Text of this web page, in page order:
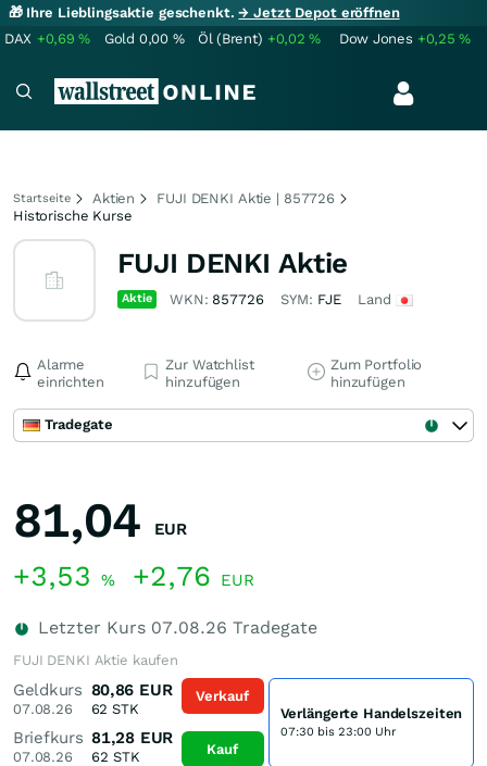
🎁 Ihre Lieblingsaktie geschenkt.→ Jetzt Depot eröffnen
DAX +0,69% Gold 0,00 % Öl (Brent) +0,02% Dow Jones +0,25%
Startseite Aktien
FUJI DENKI Aktie | 857726
Historische Kurse
FUJI DENKI Aktie
Aktie WKN: 857726 SYM: FJE Land
Alarme
einrichten
Zur Watchlist
hinzufügen
Zum Portfolio
hinzufügen
Tradegate
81,04 EUR
+3,53 % +2,76 EUR
Letzter Kurs 07.08.26 Tradegate
FUJI DENKI Aktie kaufen
Geldkurs
07.08.26
80,86 EUR
62 STK
Briefkurs
07.08.26
81,28 EUR
62 STK
Verkauf
Kauf
Verlängerte Handelszeiten
07:30 bis 23:00 Uhr